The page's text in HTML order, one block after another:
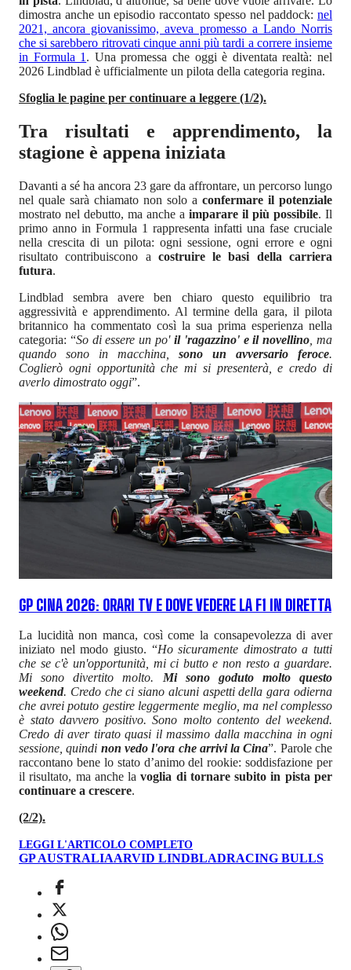
dimostra anche un episodio raccontato spesso nel paddock: nel
2021, ancora giovanissimo, aveva promesso a Lando Norris
che si sarebbero ritrovati cinque anni più tardi a correre insieme
in Formula 1 . Una promessa che oggi è diventata realtà: nel
2026 Lindblad è ufficialmente un pilota della categoria regina.
Sfoglia le pagine per continuare a leggere (1/2).
Tra risultati e apprendimento, la
stagione è appena iniziata
Davanti a sé ha ancora 23 gare da affrontare, un percorso lungo
nel quale sarà chiamato non solo a confermare il potenziale
mostrato nel debutto, ma anche a imparare il più possibile. Il
primo anno in Formula 1 rappresenta infatti una fase cruciale
nella crescita di un pilota: ogni sessione, ogni errore e ogni
risultato contribuiscono a costruire le basi della carriera
futura.
Lindblad sembra avere ben chiaro questo equilibrio tra
aggressività e apprendimento. Al termine della gara, il pilota
britannico ha commentato così la sua prima esperienza nella
categoria: “So di essere un po' il 'ragazzino' e il novellino , ma
quando sono in macchina,
sono un avversario feroce.
Coglierò ogni opportunità che mi si presenterà, e credo di
averlo dimostrato oggi”.
GP CINA 2026: ORARI TV E DOVE VEDERE LA F1 IN DIRETTA
La lucidità non manca, così come la consapevolezza di aver
iniziato nel modo giusto. “Ho sicuramente dimostrato a tutti
che se c'è un'opportunità, mi ci butto e non resto a guardare.
Mi sono divertito molto. Mi sono goduto molto questo
weekend. Credo che ci siano alcuni aspetti della gara odierna
che avrei potuto gestire leggermente meglio, ma nel complesso
è stato davvero positivo. Sono molto contento del weekend.
Credo di aver tirato quasi il massimo dalla macchina in ogni
sessione, quindi non vedo l'ora che arrivi la Cina”. Parole che
raccontano bene lo stato d’animo del rookie: soddisfazione per
il risultato, ma anche lavoglia di tornare subito in pista per
continuare a crescere.
(2/2).
LEGGI L'ARTICOLO COMPLETO
GP AUSTRALIAARVID LINDBLADRACING BULLS